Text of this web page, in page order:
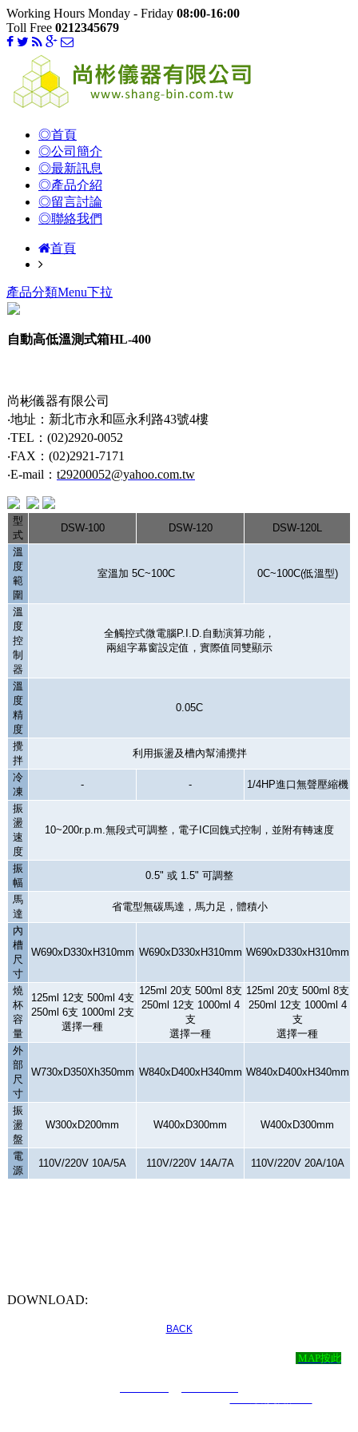
Working Hours Monday - Friday 08:00-16:00
Toll Free 0212345679
◎首頁
◎公司簡介
◎最新訊息
◎產品介紹
◎留言討論
◎聯絡我們
首頁
產品分類Menu下拉
自動高低溫測式箱HL-400
尚彬儀器有限公司
‧地址：新北市永和區永利路43號4樓
‧TEL：(02)2920-0052
‧FAX：(02)2921-7171
‧E-mail： t29200052@yahoo.com.tw
型
式
DSW-100 DSW-120
DSW-120L
溫
度
範
圍
室溫加 5C~100C 0C~100C(低溫型)
溫
度
控
制
器
全觸控式微電腦P.I.D. 自動演算功能，
兩組字幕窗設定值，實際值同雙顯示
溫
度
精
度
0.05C
攪
拌
利用振盪及槽內幫浦攪拌
冷
凍
- - 1/4HP進口無聲壓縮機
振
盪
速
度
10~200r.p.m. 無段式可調整，電子IC回餽式控制，並附有轉速度
振
幅
0.5" 或 1.5" 可調整
馬
達
省電型無碳馬達，馬力足，體積小
內
槽
尺
寸
W690xD330xH310mm W690xD330xH310mm W690xD330xH310mm
燒
杯
容
量
125ml 12支 500ml 4支
250ml 6支 1000ml 2支
選擇一種
125ml 20支 500ml 8支
250ml 12支 1000ml 4
支
選擇一種
125ml 20支 500ml 8支
250ml 12支 1000ml 4
支
選擇一種
外
部
尺
寸
W730xD350Xh350mm W840xD400xH340mm W840xD400xH340mm
振
盪
盤
W300xD200mm W400xD300mm W400xD300mm
電
源
110V/220V 10A/5A 110V/220V 14A/7A 110V/220V 20A/10A
DOWNLOAD:
BACK
MAP按此